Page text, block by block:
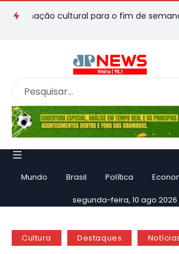
cultural para o fim de semana
Mundo Brasil Política
segunda-feira, 10 ago 2026
Cultura Destaques